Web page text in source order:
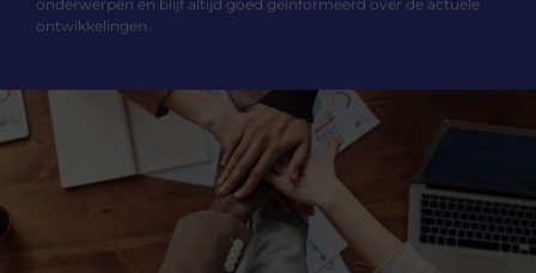
onderwerpen en blijf altijd goed geïnformeerd over de actuele
ontwikkelingen.